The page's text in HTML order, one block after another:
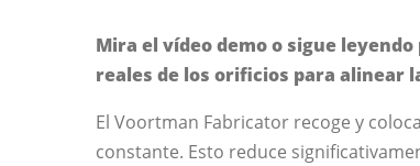
Mira el vídeo demo o sigue
reales de los orificios para alinear
El Voortman Fabricator recoge y
constante. Esto reduce